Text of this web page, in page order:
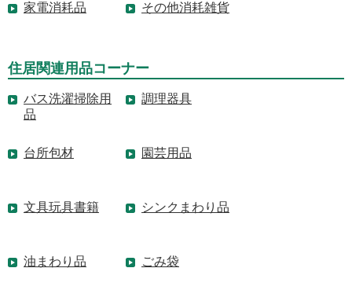
家電消耗品 その他消耗雑貨
住居関連用品コーナー
バス洗濯掃除用
品
調理器具
台所包材 園芸用品
文具玩具書籍 シンクまわり品
油まわり品 ごみ袋